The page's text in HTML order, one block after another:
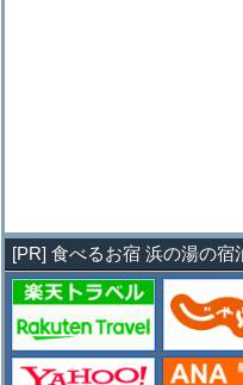
[PR] 食べるお宿 浜の湯の宿